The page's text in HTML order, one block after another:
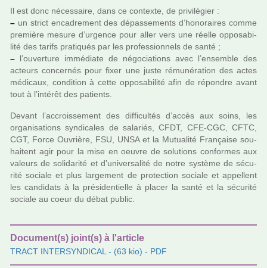
Il est donc néces­saire, dans ce contexte, de pri­vi­lé­gier :
– un strict enca­dre­ment des dépas­se­ments d’hono­rai­res comme
pre­mière mesure d’urgence pour aller vers une réelle oppo­sa­bi­
lité des tarifs pra­ti­qués par les pro­fes­sion­nels de santé ;
– l’ouver­ture immé­diate de négo­cia­tions avec l’ensem­ble des
acteurs concer­nés pour fixer une juste rému­né­ra­tion des actes
médi­caux, condi­tion à cette oppo­sa­bi­lité afin de répon­dre avant
tout à l’inté­rêt des patients.
Devant l’accrois­se­ment des dif­fi­cultés d’accès aux soins, les
orga­ni­sa­tions syn­di­ca­les de sala­riés, CFDT, CFE-CGC, CFTC,
CGT, Force Ouvrière, FSU, UNSA et la Mutualité Française sou­
hai­tent agir pour la mise en oeuvre de solu­tions confor­mes aux
valeurs de soli­da­rité et d’uni­ver­sa­lité de notre sys­tème de sécu­
rité sociale et plus lar­ge­ment de pro­tec­tion sociale et appel­lent
les can­di­dats à la pré­si­den­tielle à placer la santé et la sécu­rité
sociale au coeur du débat public.
Document(s) joint(s) à l'article
TRACT INTERSYNDICAL - (63 kio) - PDF